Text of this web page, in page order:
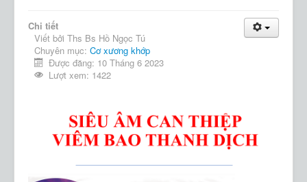
Chi tiết
Viết bởi Ths Bs Hồ Ngọc Tú
Chuyên mục: Cơ xương khớp
Được đăng: 10 Tháng 6 2023
Lượt xem: 1422